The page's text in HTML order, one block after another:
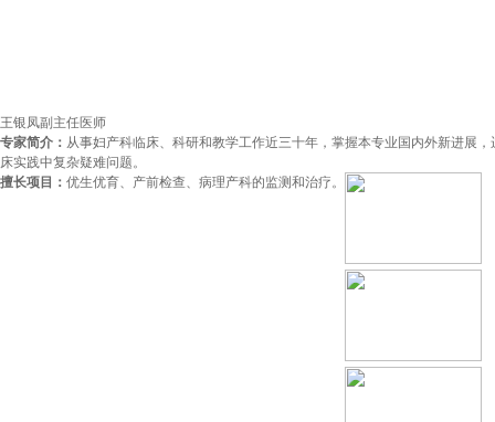
王银凤副主任医师
专家简介： 从事妇产科临床、科研和教学工作近三十年，掌握本专业国内外新进展
床实践中复杂疑难问题。
擅长项目： 优生优育、产前检查、病理产科的监测和治疗。